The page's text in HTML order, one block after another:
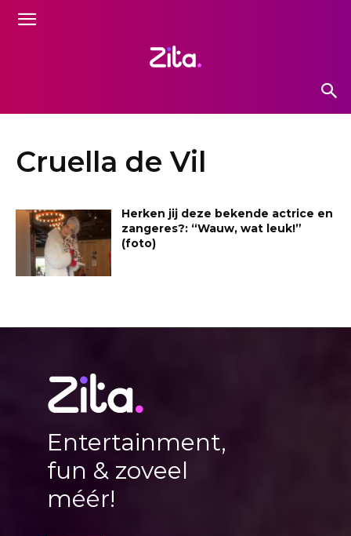
Cruella de Vil
Herken jij deze bekende actrice en
zangeres?: “Wauw, wat leuk!”
(foto)
Entertainment,
fun & zoveel
méér!